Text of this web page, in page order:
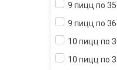
9 пицц по
9 пицц по
10 пицц по
10 пицц по